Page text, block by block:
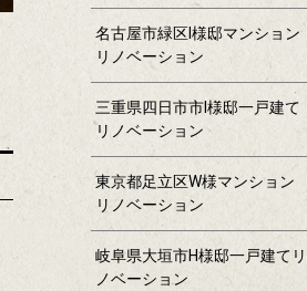
名古屋市緑区I様邸マンション
リノベーション
三重県四日市市I様邸一戸建て
リノベーション
東京都足立区W様マンション
リノベーション
岐阜県大垣市H様邸一戸建てリ
ノベーション